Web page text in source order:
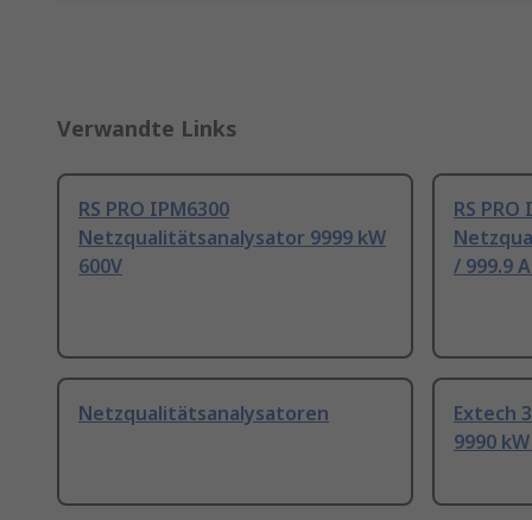
Verwandte Links
RS PRO IPM6300
Netzqualitätsanalysator 9999 kW
600V
RS PRO
/ 999.9
Netzqualitätsanalysatoren
Extech
9990